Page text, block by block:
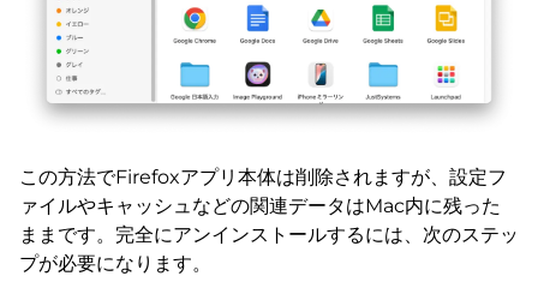
この方法でFirefoxアプリ本体は削除されますが、設定フ
ァイルやキャッシュなどの関連データはMac内に残った
ままです。完全にアンインストールするには、次のステッ
プが必要になります。